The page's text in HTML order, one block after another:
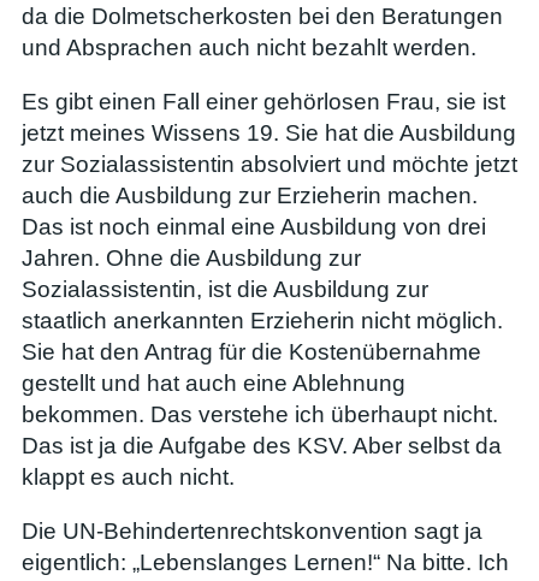
da die Dolmetscherkosten bei den Beratungen
und Absprachen auch nicht bezahlt werden.
Es gibt einen Fall einer gehörlosen Frau, sie ist
jetzt meines Wissens 19. Sie hat die Ausbildung
zur Sozialassistentin absolviert und möchte jetzt
auch die Ausbildung zur Erzieherin machen.
Das ist noch einmal eine Ausbildung von drei
Jahren. Ohne die Ausbildung zur
Sozialassistentin, ist die Ausbildung zur
staatlich anerkannten Erzieherin nicht möglich.
Sie hat den Antrag für die Kostenübernahme
gestellt und hat auch eine Ablehnung
bekommen. Das verstehe ich überhaupt nicht.
Das ist ja die Aufgabe des KSV. Aber selbst da
klappt es auch nicht.
Die UN-Behindertenrechtskonvention sagt ja
eigentlich: „Lebenslanges Lernen!“ Na bitte. Ich